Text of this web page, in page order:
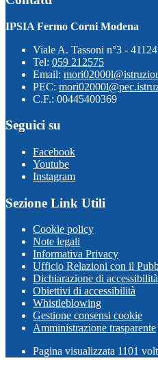
IPSIA Fermo Corni Modena
Viale A. Tassoni n°3 -
Tel: 059 212575
Email:
PEC:
C.F.: 00445400369
Seguici su
Facebook
Youtube
Instagram
Sezione Link Utili
Cookie policy
Note legali
Informativa Privacy
Ufficio Relazioni con il
Dichiarazione di accessibilità
Obiettivi di accessibilità
Whistleblowing
Gestione consensi cookie
Amministrazione trasparente
Pagina visualizzata 1101